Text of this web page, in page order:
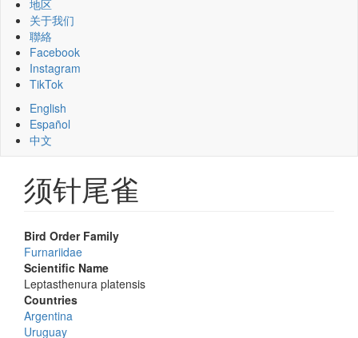
地区
关于我们
聯絡
Facebook
Instagram
TikTok
English
Español
中文
须针尾雀
Bird Order Family
Furnariidae
Scientific Name
Leptasthenura platensis
Countries
Argentina
Uruguay